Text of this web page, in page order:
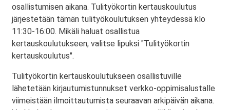
osallistumisen aikana. Tulityökortin kertauskoulutus
järjestetään tämän tulityökoulutuksen yhteydessä klo
11:30-16:00. Mikäli haluat osallistua
kertauskoulutukseen, valitse lipuksi "Tulityökortin
kertauskoulutus".
Tulityökortin kertauskoulutukseen osallistuville
lähetetään kirjautumistunnukset verkko-oppimisalustalle
viimeistään ilmoittautumista seuraavan arkipäivän aikana.